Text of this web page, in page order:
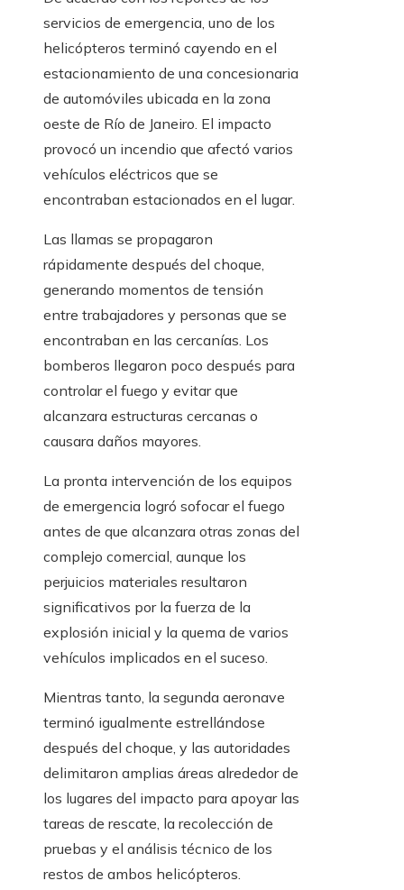
servicios de emergencia, uno de los
helicópteros terminó cayendo en el
estacionamiento de una concesionaria
de automóviles ubicada en la zona
oeste de Río de Janeiro. El impacto
provocó un incendio que afectó varios
vehículos eléctricos que se
encontraban estacionados en el lugar.
Las llamas se propagaron
rápidamente después del choque,
generando momentos de tensión
entre trabajadores y personas que se
encontraban en las cercanías. Los
bomberos llegaron poco después para
controlar el fuego y evitar que
alcanzara estructuras cercanas o
causara daños mayores.
La pronta intervención de los equipos
de emergencia logró sofocar el fuego
antes de que alcanzara otras zonas del
complejo comercial, aunque los
perjuicios materiales resultaron
significativos por la fuerza de la
explosión inicial y la quema de varios
vehículos implicados en el suceso.
Mientras tanto, la segunda aeronave
terminó igualmente estrellándose
después del choque, y las autoridades
delimitaron amplias áreas alrededor de
los lugares del impacto para apoyar las
tareas de rescate, la recolección de
pruebas y el análisis técnico de los
restos de ambos helicópteros.